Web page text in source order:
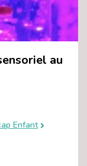
au
Enfant